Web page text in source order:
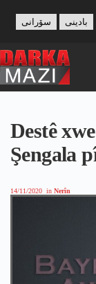
content
بادینی سۆرانی
Destê
Şengala
14/11/2020 in Nerîn